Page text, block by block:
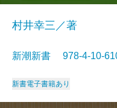
村井幸三／著
新潮新書 978-4-10-
新書電子書籍あり